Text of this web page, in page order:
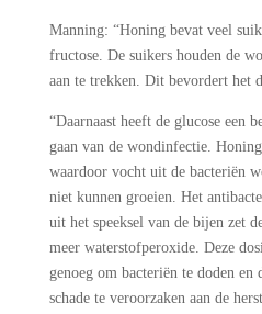
Manning: “Honing bevat veel
fructose. De suikers houden de
aan te trekken. Dit bevordert het
“Daarnaast heeft de glucose een
gaan van de wondinfectie.
waardoor vocht uit de bacteriën
niet kunnen groeien. Het
uit het speeksel van de bijen zet
meer waterstofperoxide. Deze
genoeg om bacteriën te doden en
schade te veroorzaken aan de